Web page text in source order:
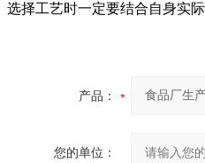
选择工艺时一定要结合自身实际
产品：
您的单位：